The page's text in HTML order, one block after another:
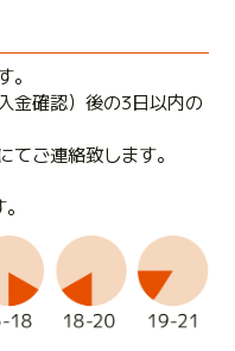
金確認）後の3日以内の
ご連絡致します。